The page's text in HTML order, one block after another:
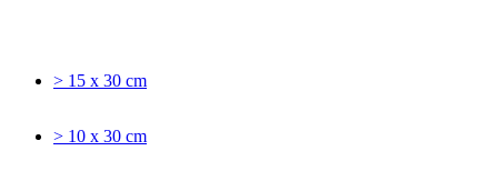
> 15 x 30 cm
> 10 x 30 cm